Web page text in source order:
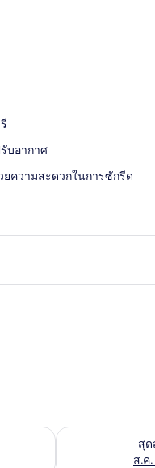
บอากาศ
ยความสะดวกในการซักรีด
งนี้ ส.ค. 8 - ส.ค. 9
สุ
ส.ค
ตรวจสอบจำนวน